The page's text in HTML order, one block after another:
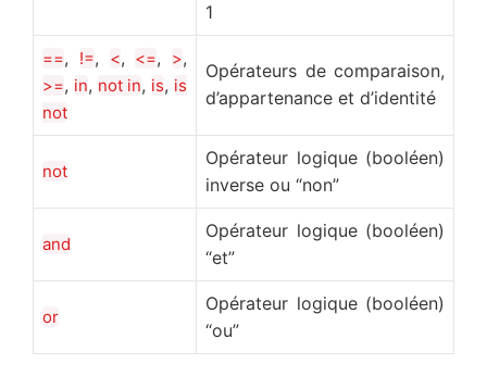
1
==, !=, <, <=, >,
>=, in, not in, is, is
not
Opérateurs de comparaison,
d’appartenance et d’identité
not
Opérateur logique (booléen)
inverse ou “non”
and
Opérateur logique (booléen)
“et”
or
Opérateur logique (booléen)
“ou”